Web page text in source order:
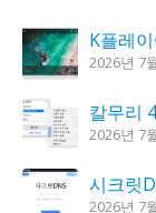
K플레
2026년 7
칼무리
2026년 7
시크릿
2026년 7